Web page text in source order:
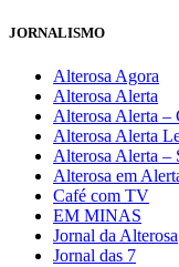
JORNALISMO
Alterosa Agora
Alterosa Alerta
Alterosa Alerta –
Alterosa Alerta
Alterosa Alerta –
Alterosa em
Café com TV
EM MINAS
Jornal da Alterosa
Jornal das 7